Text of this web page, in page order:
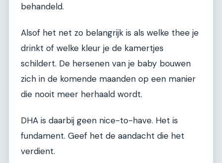
behandeld.
Alsof het net zo belangrijk is als welke thee je
drinkt of welke kleur je de kamertjes
schildert. De hersenen van je baby bouwen
zich in de komende maanden op een manier
die nooit meer herhaald wordt.
DHA is daarbij geen nice-to-have. Het is
fundament. Geef het de aandacht die het
verdient.